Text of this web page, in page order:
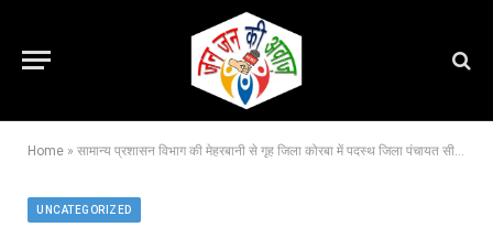
Home » सामान्य प्रशासन विभाग की मेहरबानी से गृह जिला कोरबा में पदस्थ जिला पंचायत सीईओ पर जनपद सीईओ कोरबा को प्रताड़ित करने का लगा गंभीर आरोप ,महकमे में खलबली,कलेक्टर से शिकायत, अब तक कार्यशैली को लेकर आ चुकीं इतनी शिकायतें ,देखें पत्र
UNCATEGORIZED